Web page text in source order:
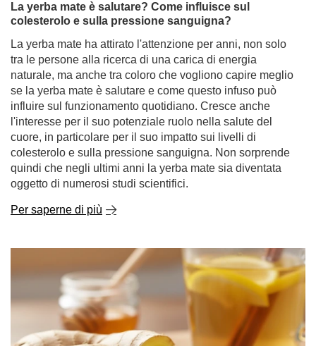
La yerba mate è salutare? Come influisce sul
colesterolo e sulla pressione sanguigna?
La yerba mate ha attirato l'attenzione per anni, non solo
tra le persone alla ricerca di una carica di energia
naturale, ma anche tra coloro che vogliono capire meglio
se la yerba mate è salutare e come questo infuso può
influire sul funzionamento quotidiano. Cresce anche
l'interesse per il suo potenziale ruolo nella salute del
cuore, in particolare per il suo impatto sui livelli di
colesterolo e sulla pressione sanguigna. Non sorprende
quindi che negli ultimi anni la yerba mate sia diventata
oggetto di numerosi studi scientifici.
Per saperne di più